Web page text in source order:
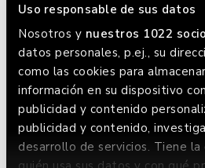
Uso responsable de sus datos
Nosotros y nuestros 1022
datos personales, p.ej., su
como las cookies para
información en su dispositivo
publicidad y contenido
publicidad y contenido,
desarrollo de servicios. Tiene
Lunes a Domingo:
Lunes a miércoles: 13:00 - 23:30
13:00 - 0:00. Este horario puede
Google donde siempre lo